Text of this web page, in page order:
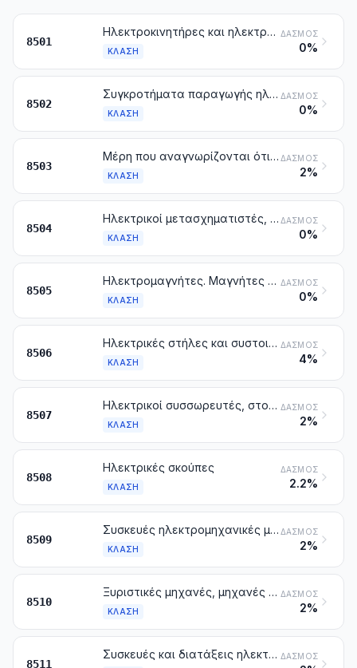
8501
Ηλεκτροκινητήρες και ηλεκτρογεννήτριες, με εξαίρεση τα συγκροτήματα παραγωγής ηλεκτρικού ρεύματος
ΚΛΆΣΗ
ΔΑΣΜΌΣ
0%
8502
Συγκροτήματα παραγωγής ηλεκτρικού ρεύματος και μετατροπείς στρεφόμενοι ηλεκτρικοί
ΚΛΆΣΗ
ΔΑΣΜΌΣ
0%
8503
Μέρη που αναγνωρίζονται ότι προορίζονται αποκλειστικά ή κύρια για τις μηχανές των κλάσεων 8501 ή 8502
ΚΛΆΣΗ
ΔΑΣΜΌΣ
2%
8504
Ηλεκτρικοί μετασχηματιστές, ηλεκτρικοί μετατροπείς ρεύματος στατοί (π.χ. ανορθωτές), πηνία αντίδρασης και αυτεπαγωγής
ΚΛΆΣΗ
ΔΑΣΜΌΣ
0%
8505
Ηλεκτρομαγνήτες. Μαγνήτες μόνιμοι και είδη που προορίζονται να γίνουν μόνιμοι μαγνήτες μετά από μαγνητοποίηση. Δίσκοι, σώματα πηνίων και παρόμοιες μαγνητικές ή ηλεκτρομαγνητικές διατάξεις συγκράτησης. Συζεύξεις, συμπλέκτες, διατάξεις μεταβολής της ταχύτητας και φρένα, ηλεκτρομαγνητικά. Ηλεκτρομαγνητικές κεφαλές ανύψωσης
ΚΛΆΣΗ
ΔΑΣΜΌΣ
0%
8506
Ηλεκτρικές στήλες και συστοιχίες ηλεκτρικών στηλών
ΚΛΆΣΗ
ΔΑΣΜΌΣ
4%
8507
Ηλεκτρικοί συσσωρευτές, στους οποίους περιλαμβάνονται και οι διαχωριστές τους, έστω και με τετράγωνο ή ορθογώνιο σχήμα
ΚΛΆΣΗ
ΔΑΣΜΌΣ
2%
8508
Ηλεκτρικές σκούπες
ΚΛΆΣΗ
ΔΑΣΜΌΣ
2.2%
8509
Συσκευές ηλεκτρομηχανικές με ενσωματωμένο ηλεκτρικό κινητήρα, για οικιακή χρήση, άλλες από τις ηλεκτρικές σκούπες της κλάσης 8508
ΚΛΆΣΗ
ΔΑΣΜΌΣ
2%
8510
Ξυριστικές μηχανές, μηχανές κουρέματος και αποτριχωτικές συσκευές με ενσωματωμένο ηλεκτρικό κινητήρα
ΚΛΆΣΗ
ΔΑΣΜΌΣ
2%
8511
Συσκευές και διατάξεις ηλεκτρικές για την αφή ή το ξεκίνημα των κινητήρων, στους οποίους η ανάφλεξη γίνεται με σπινθήρες ή με συμπίεση [π.χ. μαγνητοηλεκτρικές, δυναμομαγνητοηλεκτρικές, πηνία αφής, αναφλεκτήρες αφής ή θέρμανσης, εκκινητήρες (μίζες)]. Γεννήτριες (π.χ. δυναμοηλεκτρικές, εναλλάκτες) και διατάξεις σύνδεσης-αποσύνδεσης, που χρησιμοποιούνται με τους κινητήρες αυτούς ΔΑΣΜΌΣ